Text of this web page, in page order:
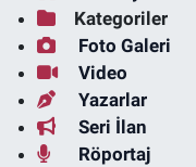
Kategoriler
Foto Galeri
Video
Yazarlar
Seri İlan
Röportaj